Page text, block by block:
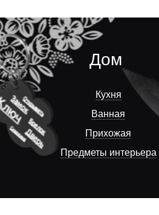
Дом
Кухня
Ванная
Прихожая
Предметы интерьера